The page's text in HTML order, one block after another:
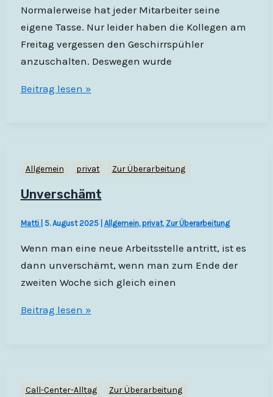
Normalerweise hat jeder Mitarbeiter seine
eigene Tasse. Nur leider haben die Kollegen am
Freitag vergessen den Geschirrspühler
anzuschalten. Deswegen wurde
Bürotassenroullette
Beitrag lesen »
Allgemein privat Zur Überarbeitung
Unverschämt
Matti 5. August 2025 Allgemein, privat, Zur Überarbeitung
Wenn man eine neue Arbeitsstelle antritt, ist es
dann unverschämt, wenn man zum Ende der
zweiten Woche sich gleich einen
Unverschämt
Beitrag lesen »
Call-Center-Alltag Zur Überarbeitung